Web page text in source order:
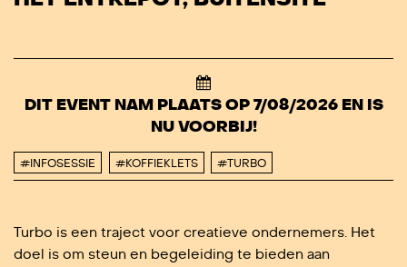
DIT EVENT NAM PLAATS OP 7/08/2026 EN IS
NU VOORBIJ!
#INFOSESSIE #KOFFIEKLETS #TURBO
Turbo is een traject voor creatieve ondernemers. Het
doel is om steun en begeleiding te bieden aan